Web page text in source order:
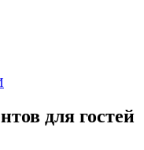
для гостей